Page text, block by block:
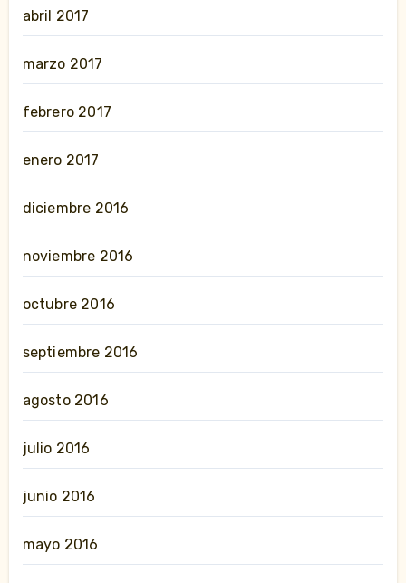
abril 2017
marzo 2017
febrero 2017
enero 2017
diciembre 2016
noviembre 2016
octubre 2016
septiembre 2016
agosto 2016
julio 2016
junio 2016
mayo 2016